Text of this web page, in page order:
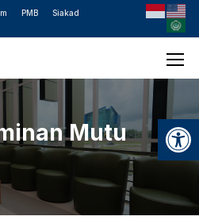
PMB
Siakad
Mutu